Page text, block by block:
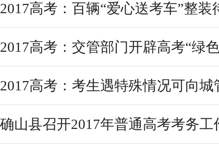
2017高考：百辆“爱心送考车”整装
2017高考：交管部门开辟高考“绿
2017高考：考生遇特殊情况可向城
确山县召开2017年普通高考考务工